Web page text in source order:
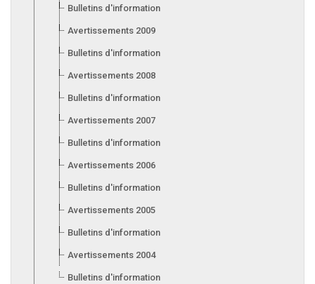
Bulletins d'information 2010
Avertissements 2009
Bulletins d'information 2009
Avertissements 2008
Bulletins d'information 2008
Avertissements 2007
Bulletins d'information 2007
Avertissements 2006
Bulletins d'information 2006
Avertissements 2005
Bulletins d'information 2005
Avertissements 2004
Bulletins d'information 2004